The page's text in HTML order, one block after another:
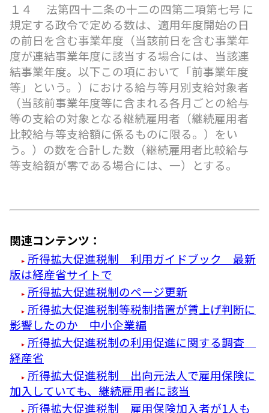
１４ 法第四十二条の十二の四第二項第七号 に
規定する政令で定める数は、適用年度開始の日
の前日を含む事業年度（当該前日を含む事業年
度が連結事業年度に該当する場合には、当該連
結事業年度。以下この項において「前事業年度
等」という。）における給与等月別支給対象者
（当該前事業年度等に含まれる各月ごとの給与
等の支給の対象となる継続雇用者（継続雇用者
比較給与等支給額に係るものに限る。）をい
う。）の数を合計した数（継続雇用者比較給与
等支給額が零である場合には、一）とする。
関連コンテンツ：
所得拡大促進税制 利用ガイドブック 最新
版は経産省サイトで
所得拡大促進税制のページ更新
所得拡大促進税制等税制措置が賃上げ判断に
影響したのか 中小企業編
所得拡大促進税制の利用促進に関する調査
経産省
所得拡大促進税制 出向元法人で雇用保険に
加入していても、継続雇用者に該当
所得拡大促進税制 雇用保険加入者が1人も